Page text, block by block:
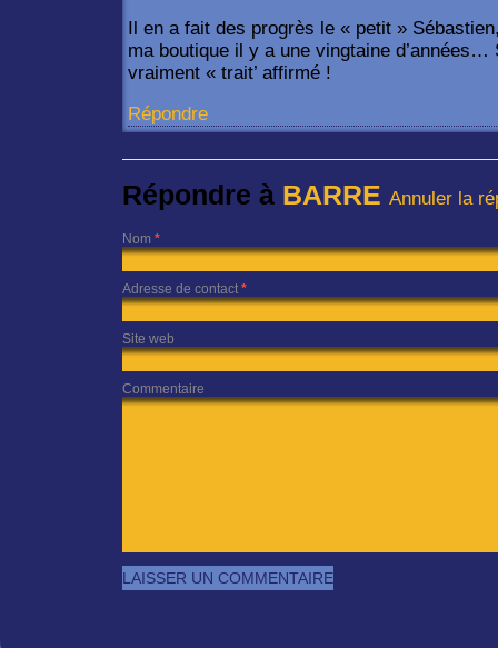
Il en a fait des progrès le « petit »
ma boutique il y a une vingtaine d’années…
vraiment « trait’ affirmé !
Répondre
Répondre à BARRE Annuler la
Nom *
Adresse de contact *
Site web
Commentaire